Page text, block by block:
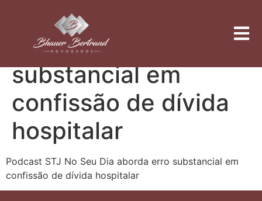
Podcast STJ No Seu
Dia aborda erro
substancial em
confissão de dívida
hospitalar
Podcast STJ No Seu Dia aborda erro substancial em
confissão de dívida hospitalar